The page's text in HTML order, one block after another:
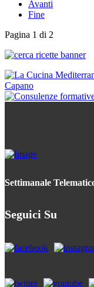
Avanti
Fine
Pagina 1 di 2
Settimanale
Seguici Su